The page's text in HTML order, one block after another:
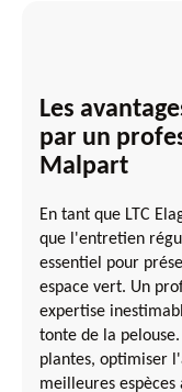
Les
par un
Malpart
En tant que LTC
que l'entretien
essentiel pour
espace vert. Un
expertise
tonte de la
plantes, optimiser
meilleures